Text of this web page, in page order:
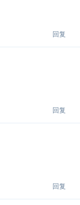
回复
回复
回复